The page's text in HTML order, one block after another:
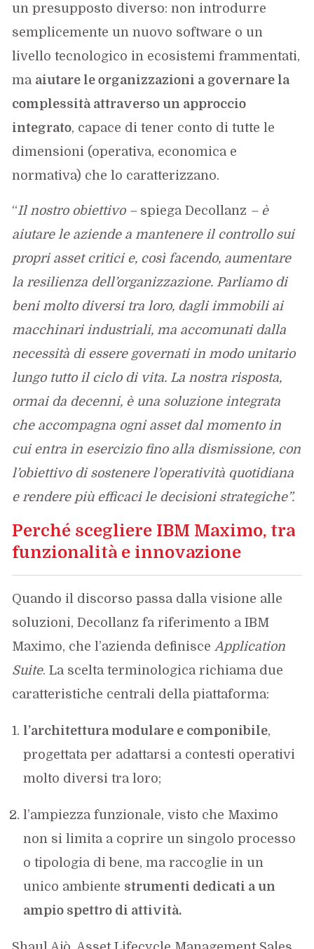
un presupposto diverso: non introdurre
semplicemente un nuovo software o un
livello tecnologico in ecosistemi frammentati,
ma aiutare le organizzazioni a governare la
complessità attraverso un approccio
integrato, capace di tener conto di tutte le
dimensioni (operativa, economica e
normativa) che lo caratterizzano.
“Il nostro obiettivo – spiega Decollanz – è
aiutare le aziende a mantenere il controllo sui
propri asset critici e, così facendo, aumentare
la resilienza dell’organizzazione. Parliamo di
beni molto diversi tra loro, dagli immobili ai
macchinari industriali, ma accomunati dalla
necessità di essere governati in modo unitario
lungo tutto il ciclo di vita. La nostra risposta,
ormai da decenni, è una soluzione integrata
che accompagna ogni asset dal momento in
cui entra in esercizio fino alla dismissione, con
l’obiettivo di sostenere l’operatività quotidiana
e rendere più efficaci le decisioni strategiche”.
Perché scegliere IBM Maximo, tra
funzionalità e innovazione
Quando il discorso passa dalla visione alle
soluzioni, Decollanz fa riferimento a IBM
Maximo, che l’azienda definisce Application
Suite. La scelta terminologica richiama due
caratteristiche centrali della piattaforma:
l’architettura modulare e componibile,
progettata per adattarsi a contesti operativi
molto diversi tra loro;
l’ampiezza funzionale, visto che Maximo
non si limita a coprire un singolo processo
o tipologia di bene, ma raccoglie in un
unico ambiente strumenti dedicati a un
ampio spettro di attività.